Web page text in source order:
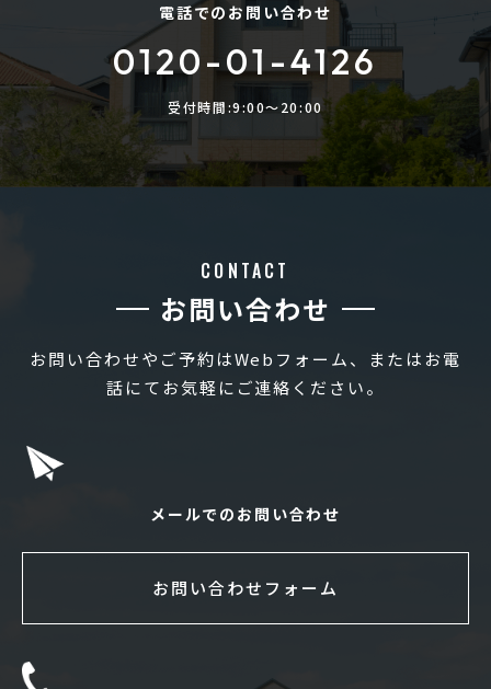
電話でのお問い合わせ
0120-01-4126
受付時間:9:00〜20:00
CONTACT
お問い合わせ
お問い合わせやご予約はWebフォーム、またはお電
話にてお気軽にご連絡ください。
メールでのお問い合わせ
お問い合わせフォーム